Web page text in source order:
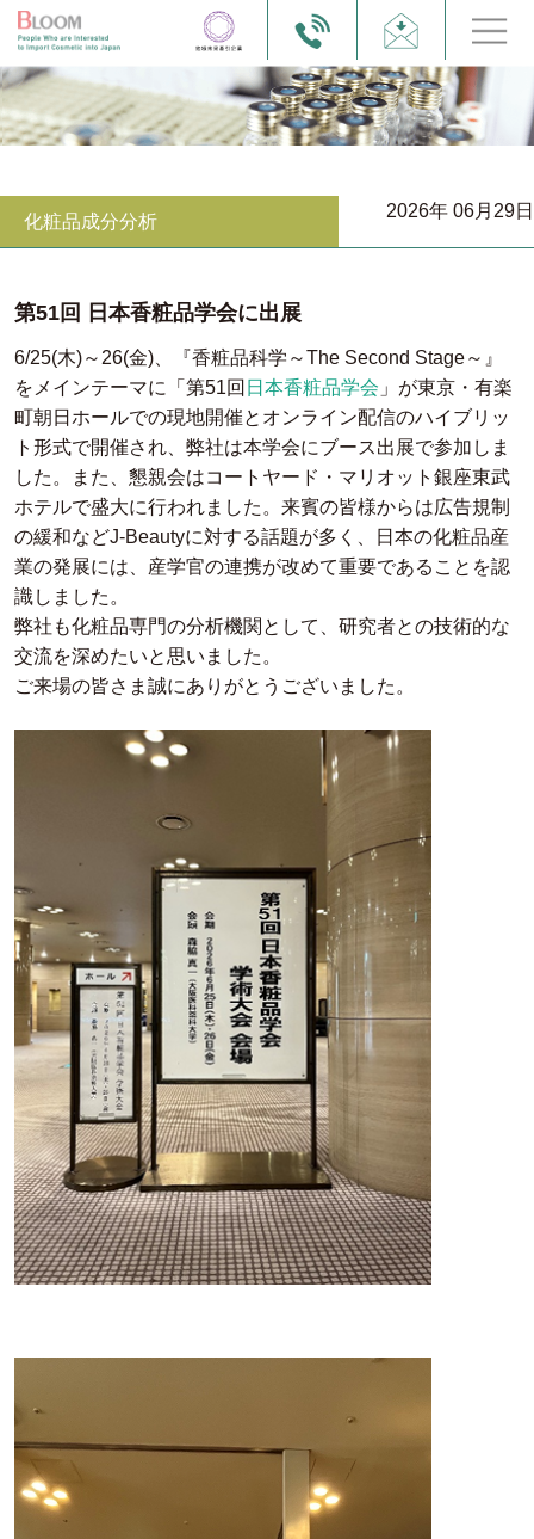
化粧品成分分析
2026年 06月29日
第51回 日本香粧品学会に出展
6/25(木)～26(金)、『香粧品科学～The Second Stage～』
をメインテーマに「第51回 日本香粧品学会 」が東京・有楽
町朝日ホールでの現地開催とオンライン配信のハイブリッ
ト形式で開催され、弊社は本学会にブース出展で参加しま
した。また、懇親会はコートヤード・マリオット銀座東武
ホテルで盛大に行われました。来賓の皆様からは広告規制
の緩和などJ-Beautyに対する話題が多く、日本の化粧品産
業の発展には、産学官の連携が改めて重要であることを認
識しました。
弊社も化粧品専門の分析機関として、研究者との技術的な
交流を深めたいと思いました。
ご来場の皆さま誠にありがとうございました。